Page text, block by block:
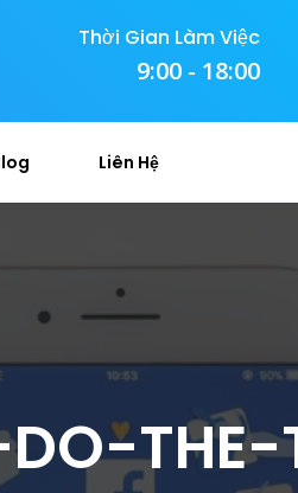
Thời Gian Làm Việc
9:00 - 18:00
Liên Hệ